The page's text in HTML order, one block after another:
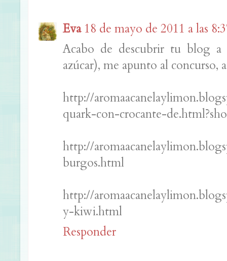
Eva 18 de mayo de 2011 a las
Acabo de descubrir tu blog
azúcar), me apunto al concurso,
http://
quark-con-crocante-
http://
burgos.html
http://
y-kiwi.html
Responder